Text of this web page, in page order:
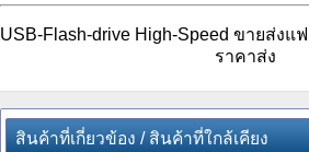
USB-Flash-drive High-Speed ขายส่งแ
ราคาส่ง
สินค้าที่เกี่ยวข้อง / สินค้าที่ใกล้เคียง